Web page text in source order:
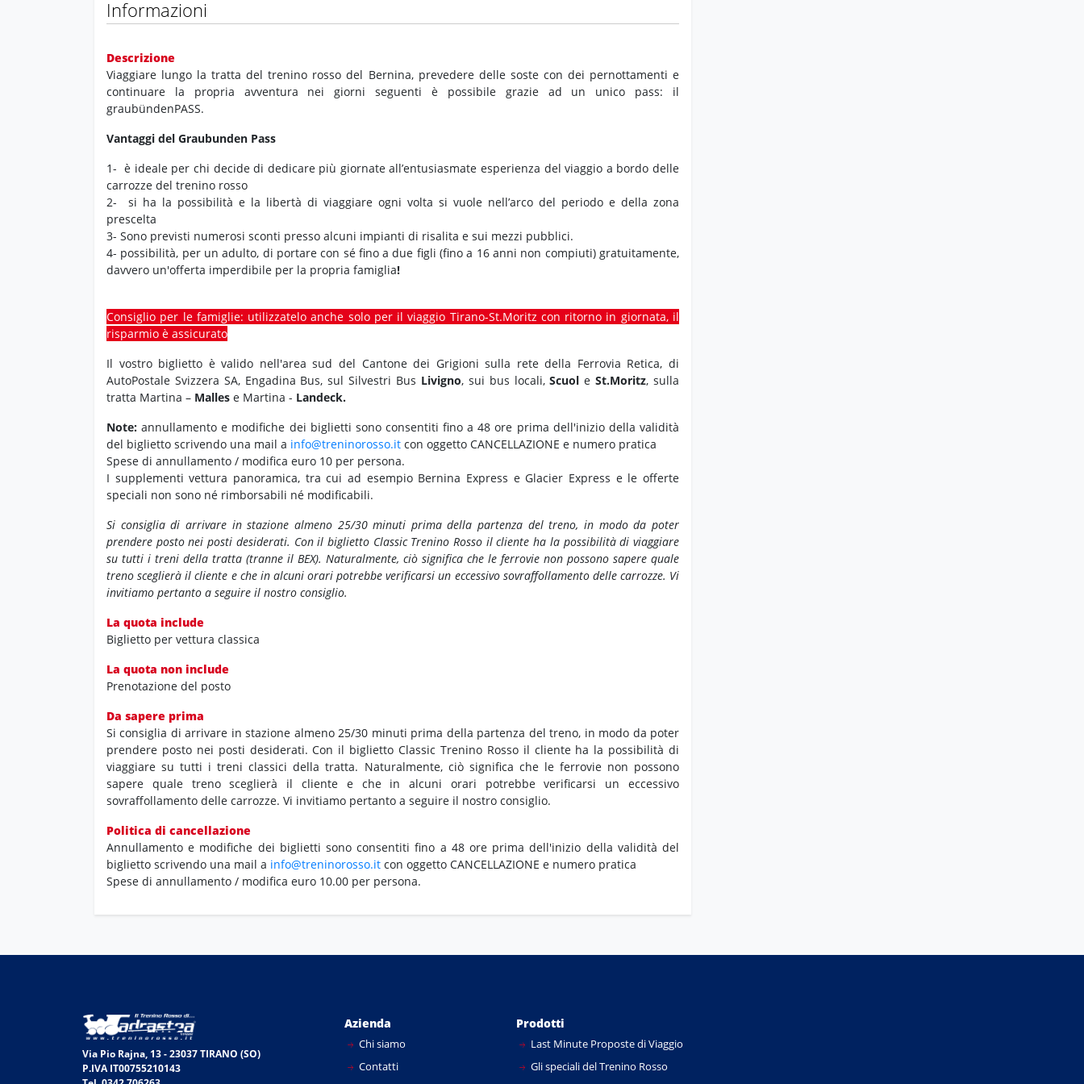
Informazioni
Descrizione
Viaggiare lungo la tratta del trenino rosso del Bernina, prevedere delle soste con dei pernottamenti e
continuare la propria avventura nei giorni seguenti è possibile grazie ad un unico pass: il
graubündenPASS.
Vantaggi del Graubunden Pass
1- è ideale per chi decide di dedicare più giornate all’entusiasmate esperienza del viaggio a bordo delle
carrozze del trenino rosso
2- si ha la possibilità e la libertà di viaggiare ogni volta si vuole nell’arco del periodo e della zona
prescelta
3- Sono previsti numerosi sconti presso alcuni impianti di risalita e sui mezzi pubblici.
4- possibilità, per un adulto, di portare con sé fino a due figli (fino a 16 anni non compiuti) gratuitamente,
davvero un'offerta imperdibile per la propria famiglia!
Consiglio per le famiglie: utilizzatelo anche solo per il viaggio Tirano-St.Moritz con ritorno in giornata, il
risparmio è assicurato
Il vostro biglietto è valido nell'area sud del Cantone dei Grigioni sulla rete della Ferrovia Retica, di
AutoPostale Svizzera SA, Engadina Bus, sul Silvestri Bus Livigno, sui bus locali,Scuol eSt.Moritz, sulla
tratta Martina – Malles e Martina - Landeck.
Note: annullamento e modifiche dei biglietti sono consentiti fino a 48 ore prima dell'inizio della validità
del biglietto scrivendo una mail a info@treninorosso.it con oggetto CANCELLAZIONE e numero pratica
Spese di annullamento / modifica euro 10 per persona.
I supplementi vettura panoramica, tra cui ad esempio Bernina Express e Glacier Express e le offerte
speciali non sono né rimborsabili né modificabili.
Si consiglia di arrivare in stazione almeno 25/30 minuti prima della partenza del treno, in modo da poter
prendere posto nei posti desiderati. Con il biglietto Classic Trenino Rosso il cliente ha la possibilità di viaggiare
su tutti i treni della tratta (tranne il BEX). Naturalmente, ciò significa che le ferrovie non possono sapere quale
treno sceglierà il cliente e che in alcuni orari potrebbe verificarsi un eccessivo sovraffollamento delle carrozze. Vi
invitiamo pertanto a seguire il nostro consiglio.
La quota include
Biglietto per vettura classica
La quota non include
Prenotazione del posto
Da sapere prima
Si consiglia di arrivare in stazione almeno 25/30 minuti prima della partenza del treno, in modo da poter
prendere posto nei posti desiderati. Con il biglietto Classic Trenino Rosso il cliente ha la possibilità di
viaggiare su tutti i treni classici della tratta. Naturalmente, ciò significa che le ferrovie non possono
sapere quale treno sceglierà il cliente e che in alcuni orari potrebbe verificarsi un eccessivo
sovraffollamento delle carrozze. Vi invitiamo pertanto a seguire il nostro consiglio.
Politica di cancellazione
Annullamento e modifiche dei biglietti sono consentiti fino a 48 ore prima dell'inizio della validità del
biglietto scrivendo una mail a info@treninorosso.it con oggetto CANCELLAZIONE e numero pratica
Spese di annullamento / modifica euro 10.00 per persona.
Via Pio Rajna, 13 - 23037 TIRANO (SO)
P.IVA IT00755210143
Azienda
Chi siamo
Contatti
Prodotti
Last Minute Proposte di Viaggio
Gli speciali del Trenino Rosso